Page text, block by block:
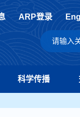
ARP登录
科学传播